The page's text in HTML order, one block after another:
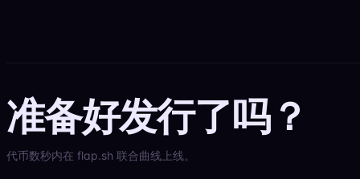
准备好发行了吗？
代币数秒内在 flap.sh 联合曲线上线。